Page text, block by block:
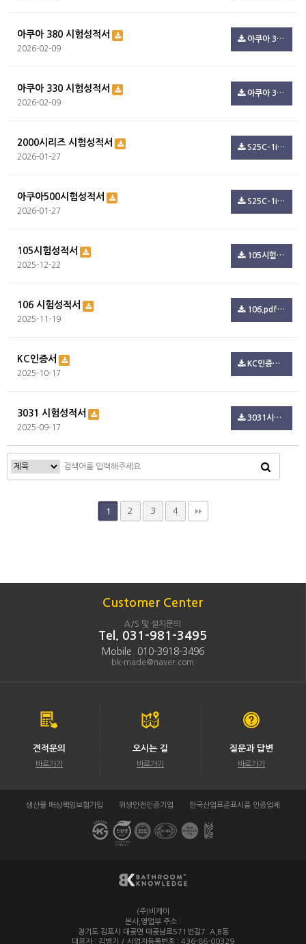
아쿠아 380 시험성적서
2026-02-09
아쿠아 380 시험성적서.pdf(99.4K)
아쿠아 330 시험성적서
2026-02-09
아쿠아 330 시험성적서.pdf(99.4K)
2000시리즈 시험성적서
2026-01-27
S25C-1i26012709220.pdf(347.3K)
아쿠아500시험성적서
2026-01-27
S25C-1i26012709150.pdf(54.5K)
105시험성적서
2025-12-22
105시험.pdf(801.6K)
106 시험성적서
2025-11-19
106.pdf(244.7K)
KC인증서
2025-10-17
KC인증서 3.pdf(722.3K)
3031 시험성적서
2025-09-17
3031시험성적서.pdf(795.2K)
1 2 3 4
Customer Center
A/S 및 설치문의
Tel. 031-981-3495
Mobile. 010-3918-3496
bk-made@naver.com
견적문의
바로가기
오시는 길
바로가기
질문과 답변
바로가기
생산물 배상책임보험가입 위생안전인증기업 한국산업표준표시품 인증업체
(주)비케이
/
본사,영업부 주소 :
경기도 김포시 대곶면 대곶남로571번길7. A,B동
대표자 : 김병기 / 사업자등록번호 : 436-86-00329